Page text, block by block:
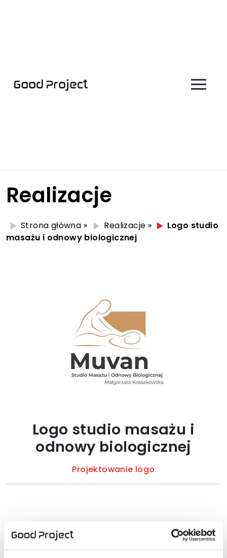
Realizacje
Strona główna » Realizacje »
Logo studio
masażu i odnowy biologicznej
Logo studio masażu i
odnowy biologicznej
Projektowanie logo